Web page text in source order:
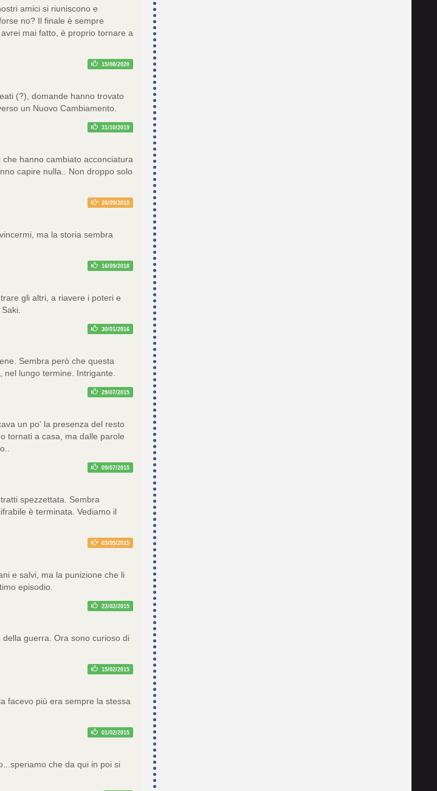
amici si riuniscono e
no? Il finale è sempre
mai fatto, è proprio tornare a
15/08/2020
(?), domande hanno trovato
un Nuovo Cambiamento.
31/10/2019
hanno cambiato acconciatura
capire nulla.. Non droppo solo
26/09/2019
ma la storia sembra
16/09/2018
gli altri, a riavere i poteri e
30/01/2016
Sembra però che questa
lungo termine. Intrigante.
29/07/2015
un po' la presenza del resto
tornati a casa, ma dalle parole
09/07/2015
spezzettata. Sembra
è terminata. Vediamo il
03/05/2015
e salvi, ma la punizione che li
episodio.
22/02/2015
guerra. Ora sono curioso di
15/02/2015
facevo più era sempre la stessa
01/02/2015
che da qui in poi si